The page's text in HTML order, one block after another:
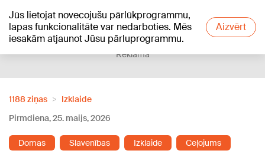
Jūs lietojat novecojušu pārlūkprogrammu,
lapas funkcionalitāte var nedarboties. Mēs
iesakām atjaunot Jūsu pārluprogrammu.
Aizvērt
+15°C
Reklāma
1188 ziņas
Izklaide
Pirmdiena, 25. maijs, 2026
Domas Slavenības Izklaide Ceļojums